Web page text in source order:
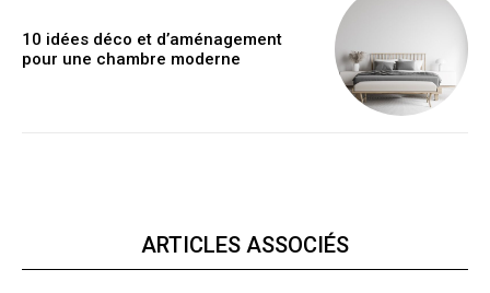
10 idées déco et d’aménagement
pour une chambre moderne
ARTICLES ASSOCIÉS